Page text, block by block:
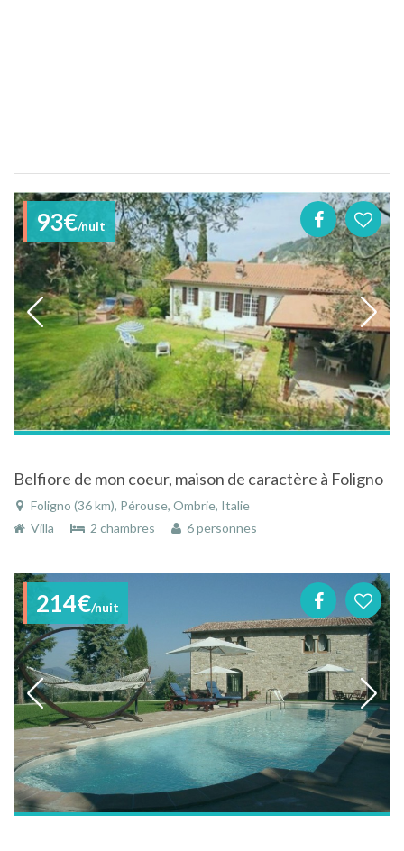
93€/nuit
Belfiore de mon coeur, maison de caractère à Foligno
Foligno (36 km), Pérouse, Ombrie, Italie
Villa
2 chambres 6 personnes
214€/nuit